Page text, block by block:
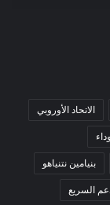
الاتحاد الأوروبي
بنيامين نتنياهو
السريع